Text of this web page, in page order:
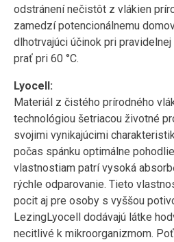
odstránení nečistôt z vlákien
zamedzí potencionálnemu
dlhotrvajúci účinok pri
prať pri 60 °C.
Lyocell:
Materiál z čistého prírodného
technológiou šetriacou životné
svojimi vynikajúcimi
počas spánku optimálne
vlastnostiam patrí vysoká
rýchle odparovanie. Tieto
pocit aj pre osoby s vyššou
LezingLyocell dodávajú látke
necitlivé k mikroorganizmom.